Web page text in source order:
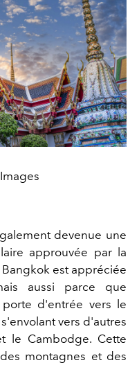
devenue une
approuvée par la
est appréciée
aussi parce que
d'entrée vers le
vers d'autres
le Cambodge. Cette
montagnes et des